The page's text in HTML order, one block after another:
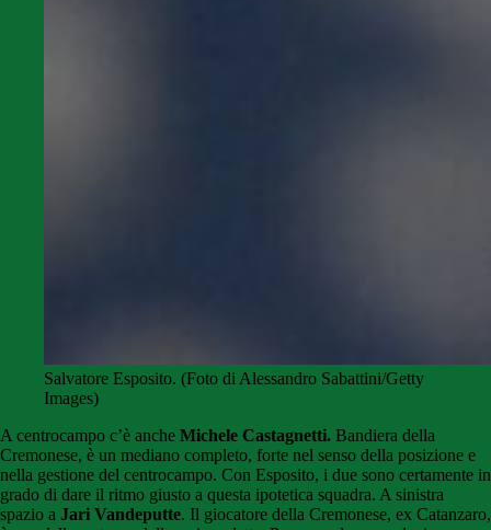
Salvatore Esposito. (Foto di Alessandro Sabattini/Getty
Images)
A centrocampo c’è anche Michele Castagnetti. Bandiera della
Cremonese, è un mediano completo, forte nel senso della posizione e
nella gestione del centrocampo. Con Esposito, i due sono certamente in
grado di dare il ritmo giusto a questa ipotetica squadra. A sinistra
spazio a Jari Vandeputte. Il giocatore della Cremonese, ex Catanzaro,